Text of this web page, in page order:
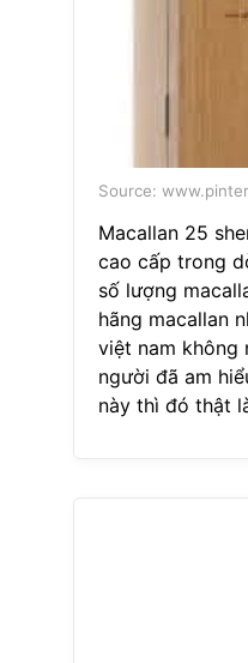
Source:
Macallan 25
cao cấp trong
số lượng
hãng macallan
việt nam không
người đã am
này thì đó thật